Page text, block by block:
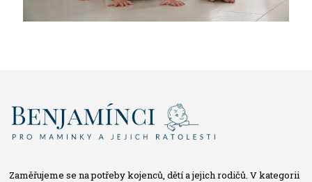
Zaměřujeme se na potřeby kojenců, dětí a jejich rodičů. V kategorii